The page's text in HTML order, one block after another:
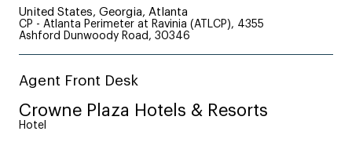
United States, Georgia, Atlanta
CP - Atlanta Perimeter at Ravinia (ATLCP), 4355
Ashford Dunwoody Road, 30346
Agent Front Desk
Crowne Plaza Hotels & Resorts
Hotel